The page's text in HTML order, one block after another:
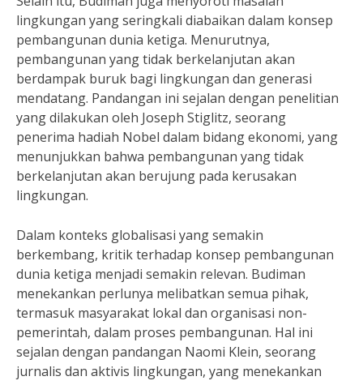
lingkungan yang seringkali diabaikan dalam konsep
pembangunan dunia ketiga. Menurutnya,
pembangunan yang tidak berkelanjutan akan
berdampak buruk bagi lingkungan dan generasi
mendatang. Pandangan ini sejalan dengan penelitian
yang dilakukan oleh Joseph Stiglitz, seorang
penerima hadiah Nobel dalam bidang ekonomi, yang
menunjukkan bahwa pembangunan yang tidak
berkelanjutan akan berujung pada kerusakan
lingkungan.
Dalam konteks globalisasi yang semakin
berkembang, kritik terhadap konsep pembangunan
dunia ketiga menjadi semakin relevan. Budiman
menekankan perlunya melibatkan semua pihak,
termasuk masyarakat lokal dan organisasi non-
pemerintah, dalam proses pembangunan. Hal ini
sejalan dengan pandangan Naomi Klein, seorang
jurnalis dan aktivis lingkungan, yang menekankan